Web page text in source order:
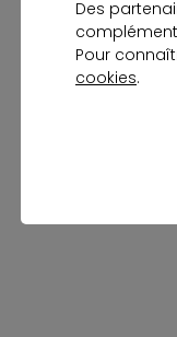
Des
Pour
cookies.